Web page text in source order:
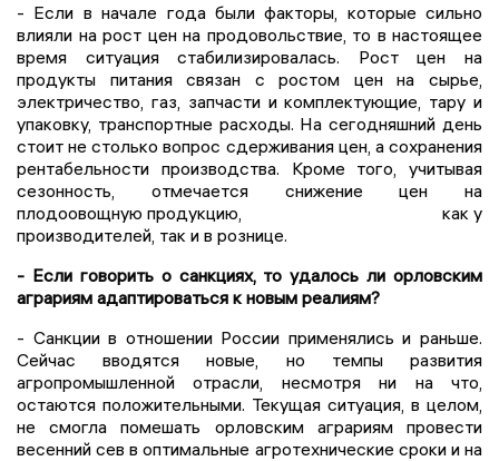
- Если в начале года были факторы, которые сильно
влияли на рост цен на продовольствие, то в настоящее
время ситуация стабилизировалась. Рост цен на
продукты питания связан с ростом цен на сырье,
электричество, газ, запчасти и комплектующие, тару и
упаковку, транспортные расходы. На сегодняшний день
стоит не столько вопрос сдерживания цен, а сохранения
рентабельности производства. Кроме того, учитывая
сезонность, отмечается снижение цен на
плодоовощную продукцию, как у
производителей, так и в рознице.
- Если говорить о санкциях, то удалось ли орловским
аграриям адаптироваться к новым реалиям?
- Санкции в отношении России применялись и раньше.
Сейчас вводятся новые, но темпы развития
агропромышленной отрасли, несмотря ни на что,
остаются положительными. Текущая ситуация, в целом,
не смогла помешать орловским аграриям провести
весенний сев в оптимальные агротехнические сроки и на